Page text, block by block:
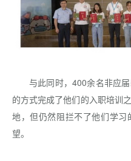
与此同时，400余名非应
的方式完成了他们的入职培训
地，但仍然阻拦不了他们学
望。